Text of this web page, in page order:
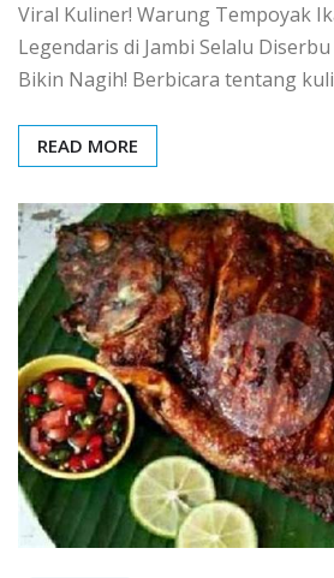
Viral Kuliner! Warung Tempoyak
Legendaris di Jambi Selalu
Bikin Nagih! Berbicara tentang
READ MORE